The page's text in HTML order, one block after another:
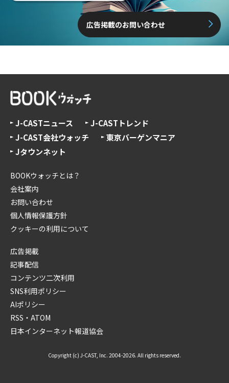
広告掲載のお問い合わせ
J-CASTニュース
J-CASTトレンド
J-CAST会社ウォッチ
東京バーゲンマニア
Jタウンネット
BOOKウォッチとは？
会社案内
お問い合わせ
個人情報保護方針
クッキーの利用について
広告掲載
記事配信
コンテンツ二次利用
SNS利用ポリシー
AIポリシー
RSS・ATOM
日本インターネット報道協会
Copyright (c) J-CAST, Inc. 2004-2026. All rights reserved.